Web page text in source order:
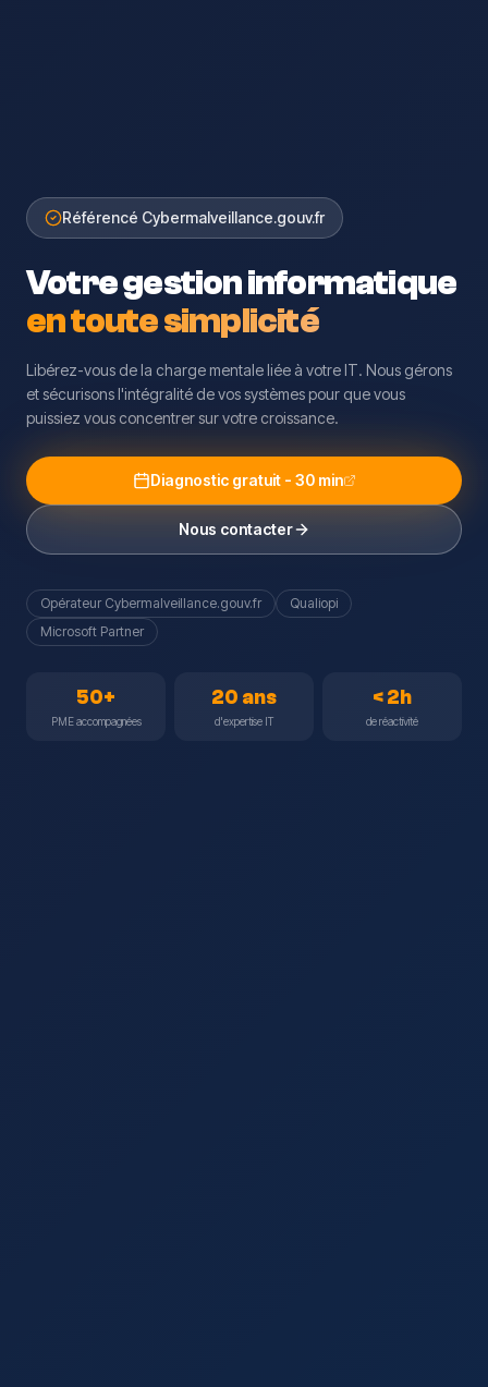
Référencé Cybermalveillance.gouv.fr
Votre gestion informatique
en toute simplicité
Libérez-vous de la charge mentale liée à votre IT. Nous gérons
et sécurisons l'intégralité de vos systèmes pour que vous
puissiez vous concentrer sur votre croissance.
Diagnostic gratuit - 30 min
Nous contacter
Opérateur Cybermalveillance.gouv.fr
Qualiopi
Microsoft Partner
50+
PME accompagnées
20 ans
d'expertise IT
< 2h
de réactivité